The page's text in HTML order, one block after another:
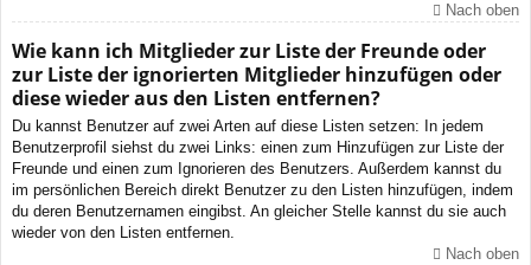
Nach oben
Wie kann ich Mitglieder zur Liste der Freunde oder
zur Liste der ignorierten Mitglieder hinzufügen oder
diese wieder aus den Listen entfernen?
Du kannst Benutzer auf zwei Arten auf diese Listen setzen: In jedem
Benutzerprofil siehst du zwei Links: einen zum Hinzufügen zur Liste der
Freunde und einen zum Ignorieren des Benutzers. Außerdem kannst du
im persönlichen Bereich direkt Benutzer zu den Listen hinzufügen, indem
du deren Benutzernamen eingibst. An gleicher Stelle kannst du sie auch
wieder von den Listen entfernen.
Nach oben